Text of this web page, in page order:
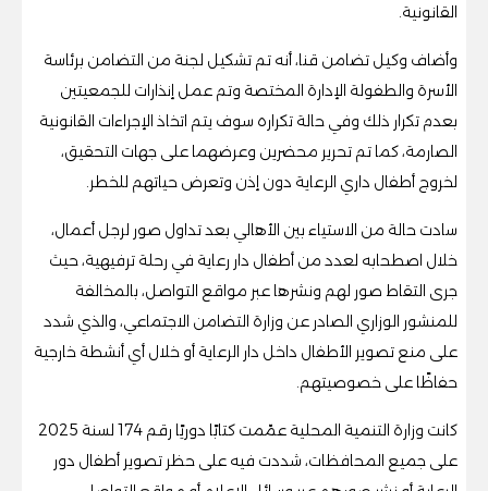
القانونية.
وأضاف وكيل تضامن قنا، أنه تم تشكيل لجنة من التضامن برئاسة
الأسرة والطفولة الإدارة المختصة وتم عمل إنذارات للجمعيتين
بعدم تكرار ذلك وفي حالة تكراره سوف يتم اتخاذ الإجراءات القانونية
الصارمة، كما تم تحرير محضرين وعرضهما على جهات التحقيق،
لخروج أطفال داري الرعاية دون إذن وتعرض حياتهم للخطر.
سادت حالة من الاستياء بين الأهالي بعد تداول صور لرجل أعمال،
خلال اصطحابه لعدد من أطفال دار رعاية في رحلة ترفيهية، حيث
جرى التقاط صور لهم ونشرها عبر مواقع التواصل، بالمخالفة
للمنشور الوزاري الصادر عن وزارة التضامن الاجتماعي، والذي شدد
على منع تصوير الأطفال داخل دار الرعاية أو خلال أي أنشطة خارجية
حفاظًا على خصوصيتهم.
كانت وزارة التنمية المحلية عمّمت كتابًا دوريًا رقم 174 لسنة 2025
على جميع المحافظات، شددت فيه على حظر تصوير أطفال دور